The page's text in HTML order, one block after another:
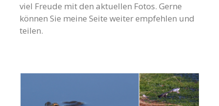
viel Freude mit den aktuellen Fotos. Gerne
können Sie meine Seite weiter empfehlen und
teilen.